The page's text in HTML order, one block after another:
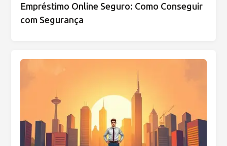
Empréstimo Online Seguro: Como Conseguir
com Segurança